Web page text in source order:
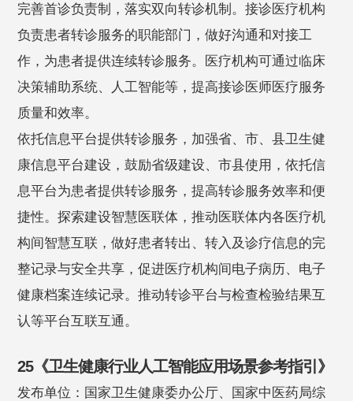
完善首诊负责制，落实双向转诊机制。接诊医疗机构
负责患者转诊服务的职能部门，做好沟通和对接工
作，为患者提供连续转诊服务。医疗机构可通过临床
决策辅助系统、人工智能等，提高接诊医师医疗服务
质量和效率。
依托信息平台提供转诊服务，加强省、市、县卫生健
康信息平台建设，鼓励省级建设、市县使用，依托信
息平台为患者提供转诊服务，提高转诊服务效率和便
捷性。探索建设智慧医联体，推动医联体内各医疗机
构间智慧互联，做好患者转出、转入及诊疗信息的完
整记录与安全共享，促进医疗机构间电子病历、电子
健康档案连续记录。推动转诊平台与检查检验结果互
认等平台互联互通。
25《卫生健康行业人工智能应用场景参考指引》
发布单位：国家卫生健康委办公厅、国家中医药局综